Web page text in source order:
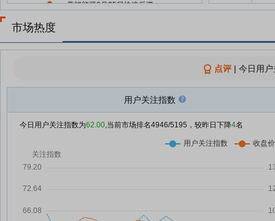
美能能源6月25日快速反弹
06-24
美能能源6月23日快速上涨
06-23
06-17
06-15
06-15
06-11
06-11
06-09
市场热度
点评| 今日用
用户关注指数
今日用户关注指数为62.00,当前市场排名4946/5195，较昨日下降4名